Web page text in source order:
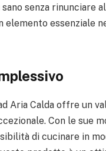
senza rinunciare
elemento essenziale
Aria Calda offre un
Con le sue
di cucinare in